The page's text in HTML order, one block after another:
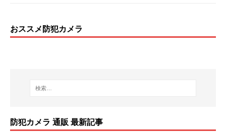
おススメ防犯カメラ
防犯カメラ 通販 最新記事